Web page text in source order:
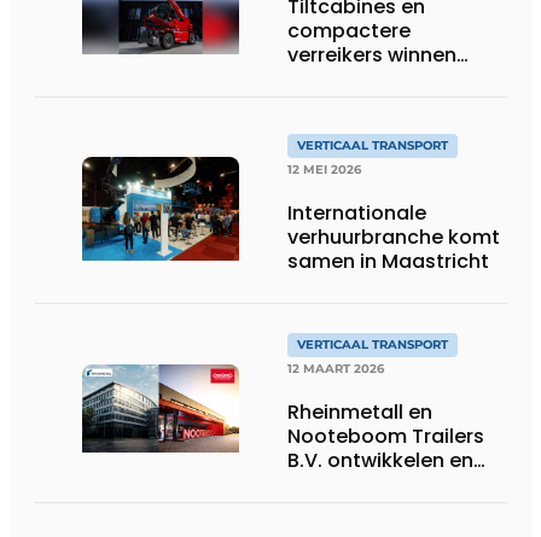
Tiltcabines en
compactere
verreikers winnen
VERTICAAL TRANSPORT
12 MEI 2026
Internationale
verhuurbranche komt
samen in Maastricht
VERTICAAL TRANSPORT
12 MAART 2026
Rheinmetall en
Nooteboom Trailers
B.V. ontwikkelen en